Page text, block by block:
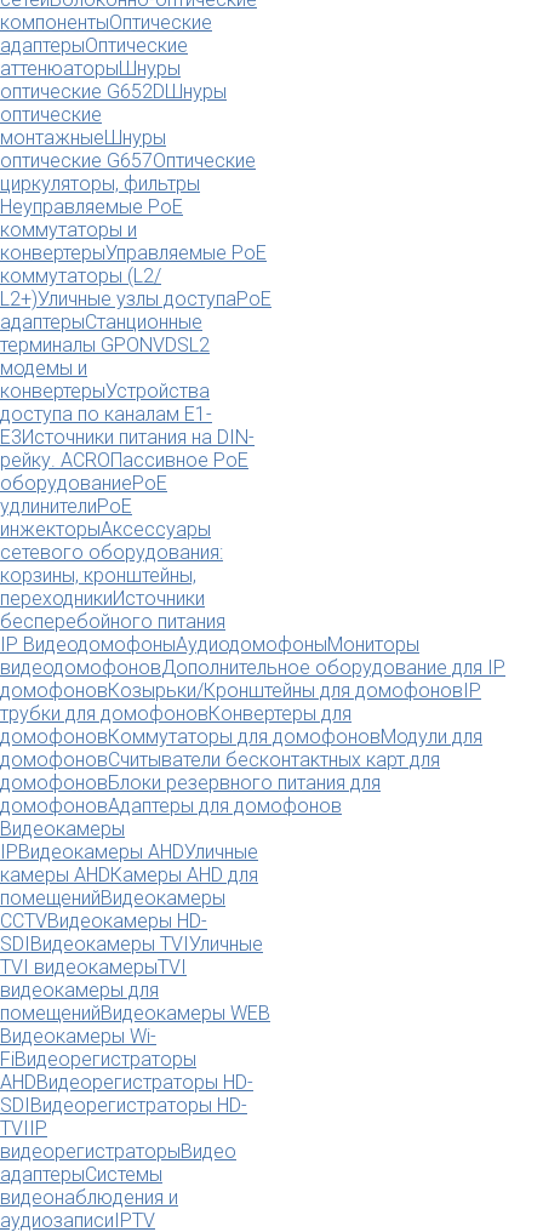
компонентыОптические
адаптерыОптические
аттенюаторыШнуры
оптические G652DШнуры
оптические
монтажныеШнуры
оптические G657Оптические
циркуляторы, фильтры
Неуправляемые PoE
коммутаторы и
конвертерыУправляемые PoE
коммутаторы (L2/
L2+)Уличные узлы доступаPoE
адаптерыСтанционные
терминалы GPONVDSL2
модемы и
конвертерыУстройства
доступа по каналам E1-
E3Источники питания на DIN-
рейку. ACROПассивное PoE
оборудованиеPoE
удлинителиPoE
инжекторыАксессуары
сетевого оборудования:
корзины, кронштейны,
переходникиИсточники
бесперебойного питания
IP ВидеодомофоныАудиодомофоныМониторы
видеодомофоновДополнительное оборудование для IP
домофоновКозырьки/Кронштейны для домофоновIP
трубки для домофоновКонвертеры для
домофоновКоммутаторы для домофоновМодули для
домофоновСчитыватели бесконтактных карт для
домофоновБлоки резервного питания для
домофоновАдаптеры для домофонов
Видеокамеры
IPВидеокамеры AHDУличные
камеры AHDКамеры AHD для
помещенийВидеокамеры
CCTVВидеокамеры HD-
SDIВидеокамеры TVIУличные
TVI видеокамерыTVI
видеокамеры для
помещенийВидеокамеры WEB
Видеокамеры Wi-
FiВидеорегистраторы
AHDВидеорегистраторы HD-
SDIВидеорегистраторы HD-
TVI IP
видеорегистраторыВидео
адаптерыСистемы
видеонаблюдения и
аудиозаписиIPTV